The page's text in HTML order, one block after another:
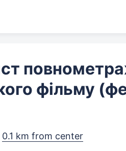
фільму
0.1 km from center